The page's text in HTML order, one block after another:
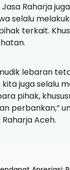
Raharja juga
selalu
terkait.
lebaran
juga selalu
pihak,
perbankan,”
Aceh.